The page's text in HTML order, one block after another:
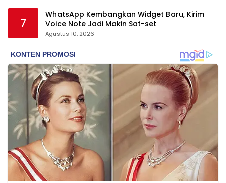
7
WhatsApp Kembangkan Widget Baru, Kirim
Voice Note Jadi Makin Sat-set
Agustus 10, 2026